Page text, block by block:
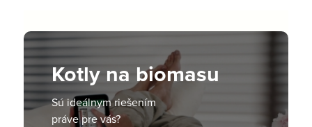
Kotly na biomasu
Sú ideálnym riešením
práve pre vás?